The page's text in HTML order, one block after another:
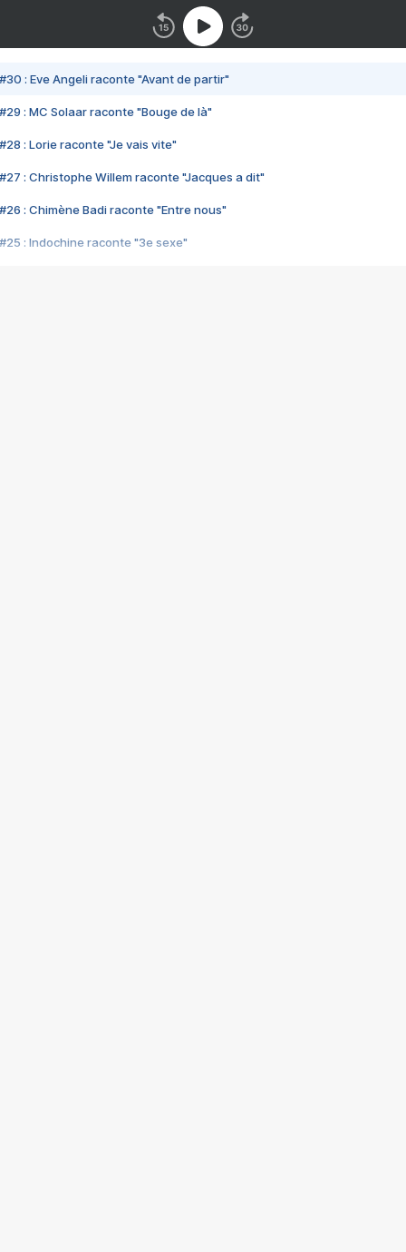
#30 : Eve Angeli raconte "Avant de partir"
#29 : MC Solaar raconte "Bouge de là"
#28 : Lorie raconte "Je vais vite"
#27 : Christophe Willem raconte "Jacques a dit"
#26 : Chimène Badi raconte "Entre nous"
#25 : Indochine raconte "3e sexe"